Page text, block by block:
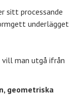
sitt processande
underlägget
man utgå ifrån
geometriska